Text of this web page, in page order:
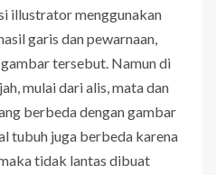
illustrator menggunakan
garis dan pewarnaan,
tersebut. Namun di
mulai dari alis, mata dan
berbeda dengan gambar
tubuh juga berbeda karena
tidak lantas dibuat